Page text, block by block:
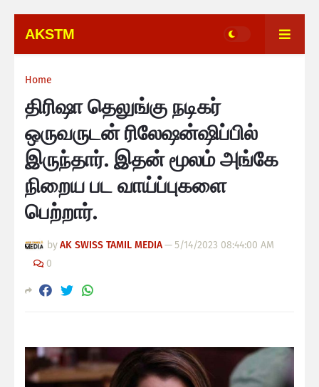
AKSTM
Home
திரிஷா தெலுங்கு நடிகர்
ஒருவருடன் ரிலேஷன்ஷிப்பில்
இருந்தார். இதன் மூலம் அங்கே
நிறைய பட வாய்ப்புகளை
பெற்றார்.
byAK SWISS TAMIL MEDIA—5/14/2023 08:44:00 AM
0